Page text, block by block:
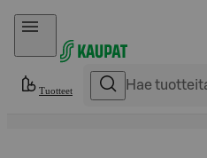
Hyppää sisältöön
Tuotteet